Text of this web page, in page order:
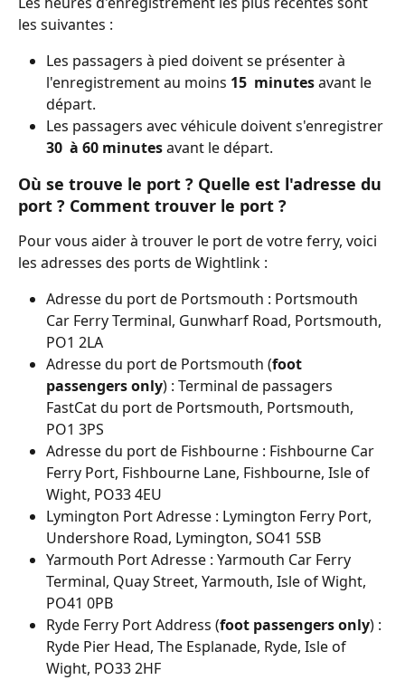
les suivantes :
Les passagers à pied doivent se présenter à
l'enregistrement au moins 15 minutes avant le
départ.
Les passagers avec véhicule doivent s'enregistrer
30 à 60 minutes avant le départ.
Où se trouve le port ? Quelle est l'adresse du
port ? Comment trouver le port ?
Pour vous aider à trouver le port de votre ferry, voici
les adresses des ports de Wightlink :
Adresse du port de Portsmouth : Portsmouth
Car Ferry Terminal, Gunwharf Road, Portsmouth,
PO1 2LA
Adresse du port de Portsmouth (foot
passengers only) : Terminal de passagers
FastCat du port de Portsmouth, Portsmouth,
PO1 3PS
Adresse du port de Fishbourne : Fishbourne Car
Ferry Port, Fishbourne Lane, Fishbourne, Isle of
Wight, PO33 4EU
Lymington Port Adresse : Lymington Ferry Port,
Undershore Road, Lymington, SO41 5SB
Yarmouth Port Adresse : Yarmouth Car Ferry
Terminal, Quay Street, Yarmouth, Isle of Wight,
PO41 0PB
Ryde Ferry Port Address (foot passengers only) :
Ryde Pier Head, The Esplanade, Ryde, Isle of
Wight, PO33 2HF